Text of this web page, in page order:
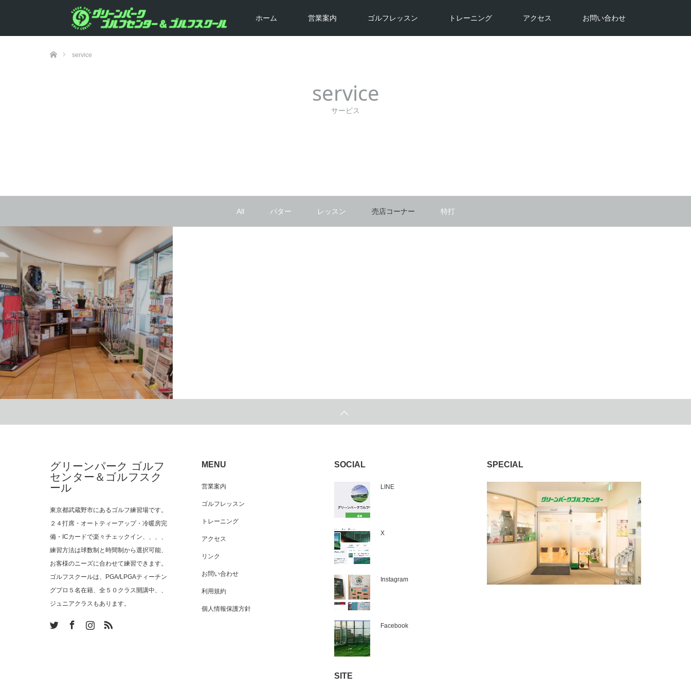
ホーム 営業案内 ゴルフレッスン トレーニング アクセス お問い合わせ
service
service
サービス
All パター レッスン 売店コーナー 特打
MENU
営業案内
ゴルフレッスン
トレーニング
アクセス
リンク
お問い合わせ
利用規約
個人情報保護方針
SOCIAL
LINE
X
Instagram
Facebook
SITE
SPECIAL
グリーンパーク ゴルフ
センター＆ゴルフスク
ール
東京都武蔵野市にあるゴルフ練習場です。
２４打席・オートティーアップ・冷暖房完
備・ICカードで楽々チェックイン、、、、
練習方法は球数制と時間制から選択可能、
お客様のニーズに合わせて練習できます。
ゴルフスクールは、PGA/LPGAティーチン
グプロ５名在籍、全５０クラス開講中、、
ジュニアクラスもあります。